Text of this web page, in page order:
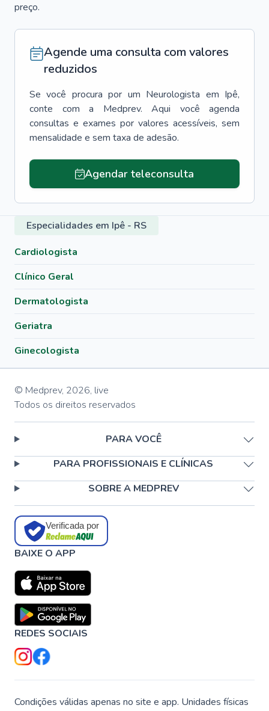
preço.
Agende uma consulta com valores
reduzidos
Se você procura por um Neurologista em Ipê,
conte com a Medprev. Aqui você agenda
consultas e exames por valores acessíveis, sem
mensalidade e sem taxa de adesão.
Agendar teleconsulta
Especialidades em Ipê - RS
Cardiologista
Clínico Geral
Dermatologista
Geriatra
Ginecologista
© Medprev, 2026, live
Todos os direitos reservados
PARA VOCÊ
PARA PROFISSIONAIS E CLÍNICAS
SOBRE A MEDPREV
Verificada por
BAIXE O APP
REDES SOCIAIS
Condições válidas apenas no site e app. Unidades físicas